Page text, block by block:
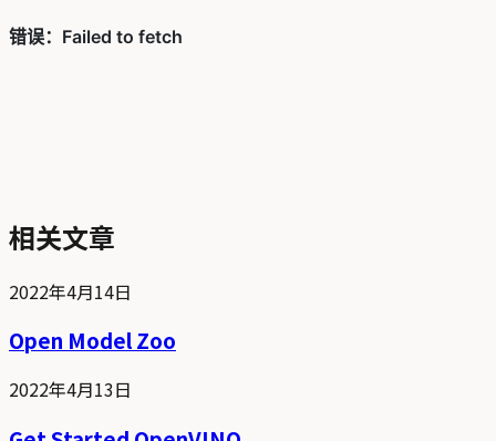
相关文章
2022年4月14日
Open Model Zoo
2022年4月13日